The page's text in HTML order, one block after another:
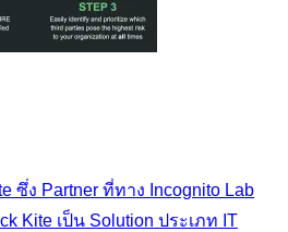
ซึ่ง Partner ที่ทาง Incognito Lab
Kite เป็น Solution ประเภท IT